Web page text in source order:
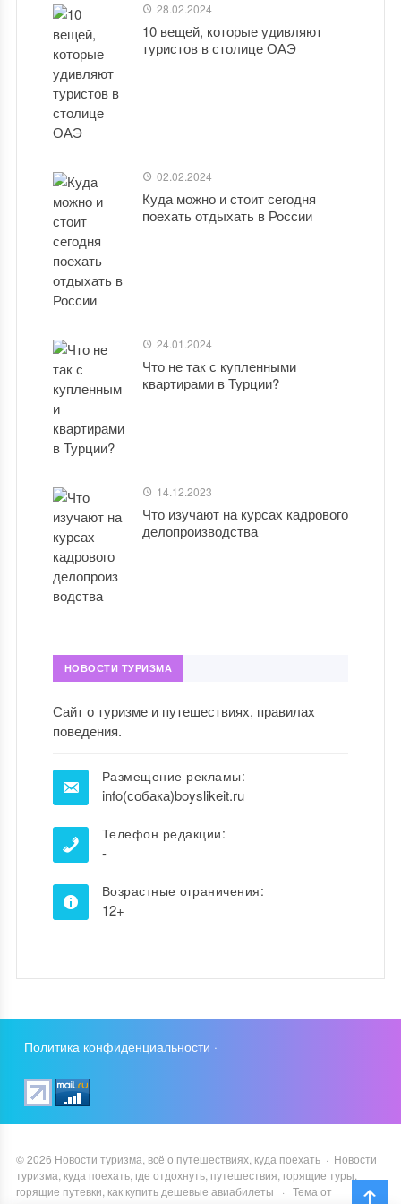
28.02.2024
10 вещей, которые удивляют
туристов в столице ОАЭ
02.02.2024
Куда можно и стоит сегодня
поехать отдыхать в России
24.01.2024
Что не так с купленными
квартирами в Турции?
14.12.2023
Что изучают на курсах кадрового
делопроизводства
НОВОСТИ ТУРИЗМА
Сайт о туризме и путешествиях, правилах
поведения.
Размещение рекламы:
info(собака)boyslikeit.ru
Телефон редакции:
-
Возрастные ограничения:
12+
Политика конфиденциальности ·
©2026 Новости туризма, всё о путешествиях, куда поехать· Новости
туризма, куда поехать, где отдохнуть, путешествия, горящие туры,
горящие путевки, как купить дешевые авиабилеты
· Тема от